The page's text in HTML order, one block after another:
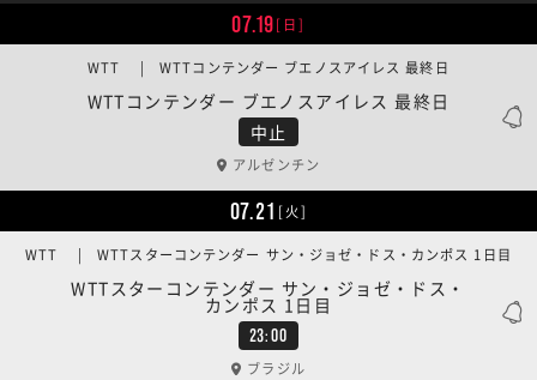
07.19[日]
中止
WTTコンテンダー ブエノスアイレス 最終日
WTT | WTTコンテンダー ブエノスアイレス 最終日
アルゼンチン
07.21 [火]
23:00
WTTスターコンテンダー サン・ジョゼ・ドス・
カンポス 1日目
WTT | WTTスターコンテンダー サン・ジョゼ・ドス・カンポス 1日目
ブラジル